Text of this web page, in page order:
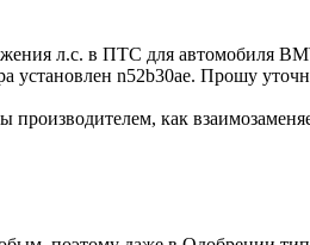
л.с. в ПТС для автомобиля
установлен n52b30ae. Прошу
как